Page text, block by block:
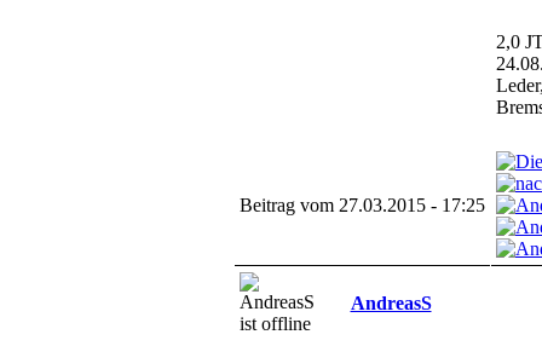
2,0
Beitrag vom 27.03.2015 - 17:25
AndreasS